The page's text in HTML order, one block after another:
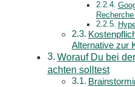
Alternative zur
Worauf Du bei
achten solltest